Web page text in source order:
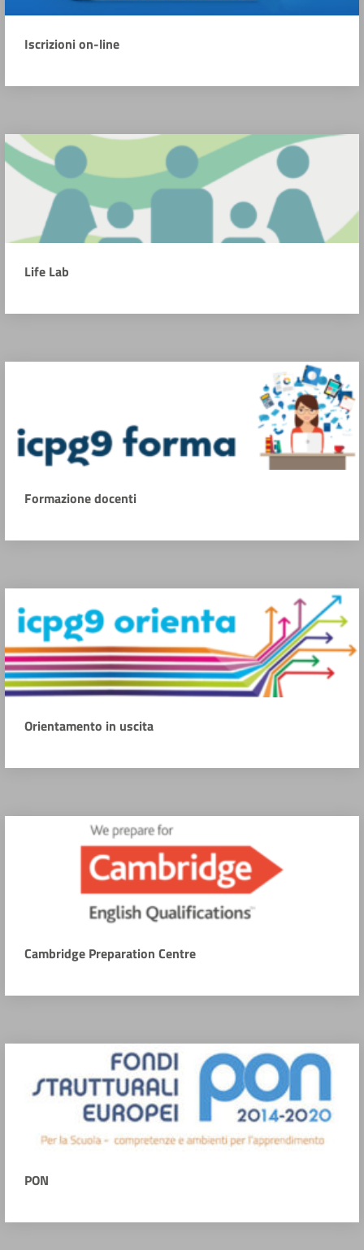
Iscrizioni on-line
Life Lab
Formazione docenti
Orientamento in uscita
Cambridge Preparation Centre
PON